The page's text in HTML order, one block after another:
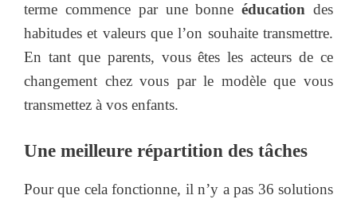
terme commence par une bonneéducationdes
habitudes et valeurs que l’on souhaite transmettre.
En tant que parents, vous êtes les acteurs de ce
changement chez vous par le modèle que vous
transmettez à vos enfants.
Une meilleure répartition des tâches
Pour que cela fonctionne, il n’y a pas 36 solutions